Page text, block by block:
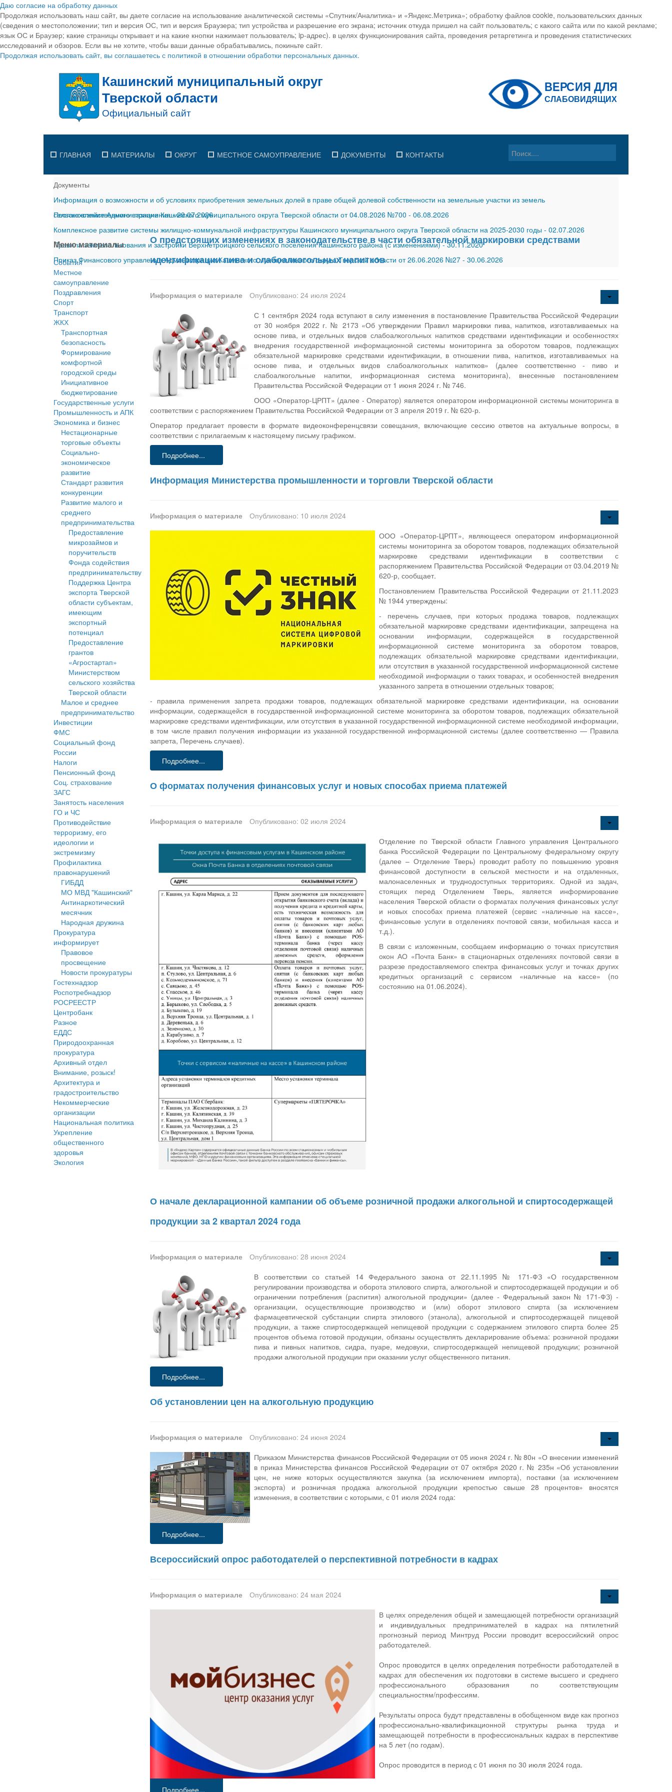
Даю согласие на обработку данных
Продолжая использовать наш сайт, вы даете согласие на использование аналитической системы «Спутник/Аналитика» и «Яндекс.Метрика»; обработку файлов cookie, пользовательских данных
(сведения о местоположении; тип и версия ОС, тип и версия Браузера; тип устройства и разрешение его экрана; источник откуда пришел на сайт пользователь; с какого сайта или по какой рекламе;
язык ОС и Браузер; какие страницы открывает и на какие кнопки нажимает пользователь; ip-адрес). в целях функционирования сайта, проведения ретаргетинга и проведения статистических
исследований и обзоров. Если вы не хотите, чтобы ваши данные обрабатывались, покиньте сайт.
Продолжая использовать сайт, вы соглашаетесь с политикой в отношении обработки персональных данных.
ГЛАВНАЯ МАТЕРИАЛЫ ОКРУГ МЕСТНОЕ САМОУПРАВЛЕНИЕ ДОКУМЕНТЫ КОНТАКТЫ
Документы
Информация о возможности и об условиях приобретения земельных долей в праве общей долевой собственности на земельные участки из земель
сельскохозяйственного назначения-29.07.2026
Постановление Администрации Кашинского муниципального округа Тверской области от 04.08.2026 №700 - 06.08.2026
Комплексное развитие системы жилищно-коммунальной инфраструктуры Кашинского муниципального округа Тверской области на 2025-2030 годы - 02.07.2026
Правила землепользования и застройки Верхнетроицкого сельского поселения Кашинского района (с изменениями)-30.11.2020
Приказ Финансового управления Администрации Кашинского муниципального округа Тверской области от 26.06.2026 №27 - 30.06.2026
Меню материалы
События
Местное
cамоуправление
Поздравления
Спорт
Транспорт
ЖКХ
Транспортная
безопасность
Формирование
комфортной
городской среды
Инициативное
бюджетирование
Государственные услуги
Промышленность и АПК
Экономика и бизнес
Нестационарные
торговые объекты
Социально-
экономическое
развитие
Стандарт развития
конкуренции
Развитие малого и
среднего
предпринимательства
Предоставление
микрозаймов и
поручительств
Фонда содействия
предпринимательству
Поддержка Центра
экспорта Тверской
области субъектам,
имеющим
экспортный
потенциал
Предоставление
грантов
«Агростартап»
Министерством
сельского хозяйства
Тверской области
Малое и среднее
предпринимательство
Инвестиции
ФМС
Социальный фонд
России
Налоги
Пенсионный фонд
Соц. страхование
ЗАГС
Занятость населения
ГО и ЧС
Противодействие
терроризму, его
идеологии и
экстремизму
Профилактика
правонарушений
ГИБДД
МО МВД "Кашинский"
Антинаркотический
месячник
Народная дружина
Прокуратура
информирует
Правовое
просвещение
Новости прокуратуры
Гостехнадзор
Роспотребнадзор
РОСРЕЕСТР
Центробанк
Разное
ЕДДС
Природоохранная
прокуратура
Архивный отдел
Внимание, розыск!
Архитектура и
градостроительство
Некоммерческие
организации
Национальная политика
Укрепление
общественного
здоровья
Экология
О предстоящих изменениях в законодательстве в части обязательной маркировки средствами
идентификации пива и слабоалкогольных напитков
Информация о материале
Опубликовано: 24 июля 2024
С 1 сентября 2024 года вступают в силу изменения в постановление Правительства Российской Федерации
от 30 ноября 2022 г. № 2173 «Об утверждении Правил маркировки пива, напитков, изготавливаемых на
основе пива, и отдельных видов слабоалкогольных напитков средствами идентификации и особенностях
внедрения государственной информационной системы мониторинга за оборотом товаров, подлежащих
обязательной маркировке средствами идентификации, в отношении пива, напитков, изготавливаемых на
основе пива, и отдельных видов слабоалкогольных напитков» (далее соответственно - пиво и
слабоалкогольные напитки, информационная система мониторинга), внесенные постановлением
Правительства Российской Федерации от 1 июня 2024 г. № 746.
ООО «Оператор-ЦРПТ» (далее - Оператор) является оператором информационной системы мониторинга в
соответствии с распоряжением Правительства Российской Федерации от 3 апреля 2019 г. № 620-р.
Оператор предлагает провести в формате видеоконференцсвязи совещания, включающие сессию ответов на актуальные вопросы, в
соответствии с прилагаемым к настоящему письму графиком.
Подробнее...
Информация Министерства промышленности и торговли Тверской области
Информация о материале
Опубликовано: 10 июля 2024
ООО «Оператор-ЦРПТ», являющееся оператором информационной
системы мониторинга за оборотом товаров, подлежащих обязательной
маркировке средствами идентификации в соответствии с
распоряжением Правительства Российской Федерации от 03.04.2019 №
620-р, сообщает.
Постановлением Правительства Российской Федерации от 21.11.2023
№ 1944 утверждены:
- перечень случаев, при которых продажа товаров, подлежащих
обязательной маркировке средствами идентификации, запрещена на
основании информации, содержащейся в государственной
информационной системе мониторинга за оборотом товаров,
подлежащих обязательной маркировке средствами идентификации,
или отсутствия в указанной государственной информационной системе
необходимой информации о таких товарах, и особенностей внедрения
указанного запрета в отношении отдельных товаров;
- правила применения запрета продажи товаров, подлежащих обязательной маркировке средствами идентификации, на основании
информации, содержащейся в государственной информационной системе мониторинга за оборотом товаров, подлежащих обязательной
маркировке средствами идентификации, или отсутствия в указанной государственной информационной системе необходимой информации,
в том числе правил получения информации из указанной государственной информационной системы (далее соответственно — Правила
запрета, Перечень случаев).
Подробнее...
О форматах получения финансовых услуг и новых способах приема платежей
Информация о материале
Опубликовано: 02 июля 2024
Отделение по Тверской области Главного управления Центрального
банка Российской Федерации по Центральному федеральному округу
(далее – Отделение Тверь) проводит работу по повышению уровня
финансовой доступности в сельской местности и на отдаленных,
малонаселенных и труднодоступных территориях. Одной из задач,
стоящих перед Отделением Тверь, является информирование
населения Тверской области о форматах получения финансовых услуг
и новых способах приема платежей (сервис «наличные на кассе»,
финансовые услуги в отделениях почтовой связи, мобильная касса и
т.д.).
В связи с изложенным, сообщаем информацию о точках присутствия
окон АО «Почта Банк» в стационарных отделениях почтовой связи в
разрезе предоставляемого спектра финансовых услуг и точках других
кредитных организаций с сервисом «наличные на кассе» (по
состоянию на 01.06.2024).
О начале декларационной кампании об объеме розничной продажи алкогольной и спиртосодержащей
продукции за 2 квартал 2024 года
Информация о материале
Опубликовано: 28 июня 2024
В соответствии со статьей 14 Федерального закона от 22.11.1995 № 171-ФЗ «О государственном
регулировании производства и оборота этилового спирта, алкогольной и спиртосодержащей продукции и об
ограничении потребления (распития) алкогольной продукции» (далее - Федеральный закон № 171-ФЗ) -
организации, осуществляющие производство и (или) оборот этилового спирта (за исключением
фармацевтической субстанции спирта этилового (этанола), алкогольной и спиртосодержащей пищевой
продукции, а также спиртосодержащей непищевой продукции с содержанием этилового спирта более 25
процентов объема готовой продукции, обязаны осуществлять декларирование объема: розничной продажи
пива и пивных напитков, сидра, пуаре, медовухи, спиртосодержащей непищевой продукции; розничной
продажи алкогольной продукции при оказании услуг общественного питания.
Подробнее...
Об установлении цен на алкогольную продукцию
Информация о материале
Опубликовано: 24 июня 2024
Приказом Министерства финансов Российской Федерации от 05 июня 2024 г. № 80н «О внесении изменений
в приказ Министерства финансов Российской Федерации от 07 октября 2020 г. № 235н «Об установлении
цен, не ниже которых осуществляются закупка (за исключением импорта), поставки (за исключением
экспорта) и розничная продажа алкогольной продукции крепостью свыше 28 процентов» вносятся
изменения, в соответствии с которыми, с 01 июля 2024 года:
Подробнее...
Всероссийский опрос работодателей о перспективной потребности в кадрах
Информация о материале
Опубликовано: 24 мая 2024
В целях определения общей и замещающей потребности организаций
и индивидуальных предпринимателей в кадрах на пятилетний
прогнозный период Минтруд России проводит всероссийский опрос
работодателей.
Опрос проводится в целях определения потребности работодателей в
кадрах для обеспечения их подготовки в системе высшего и среднего
профессионального образования по соответствующим
специальностям/профессиям.
Результаты опроса будут представлены в обобщенном виде как прогноз
профессионально-квалификационной структуры рынка труда и
замещающей потребности в профессиональных кадрах в перспективе
на 5 лет (по годам).
Опрос проводится в период с 01 июня по 30 июля 2024 года.
Подробнее...